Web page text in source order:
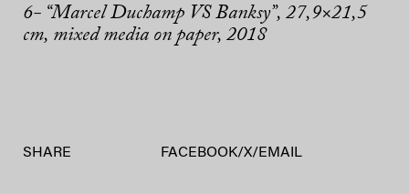
6- “Marcel Duchamp VS Banksy”, 27,9×21,5
cm, mixed media on paper, 2018
SHARE FACEBOOK/X/ EMAIL